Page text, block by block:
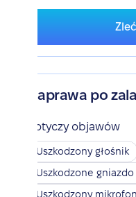
Naprawa po
Dotyczy objawów
Uszkodzony głośnik
Uszkodzone
Uszkodzony mikrofon